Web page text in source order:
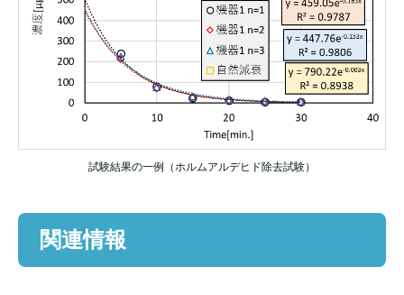
試験結果の一例（ホルムアルデヒド除去試験）
関連情報